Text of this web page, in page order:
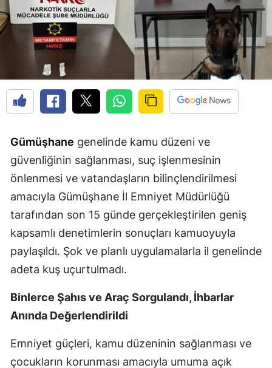
Giresun
Gümüşhane
Hakkari
Hatay
Mersin
İstanbul
İzmir
Kars
Kastamonu
Kırklareli
Kocaeli
Gümüşhane genelinde kamu düzeni ve
güvenliğinin sağlanması, suç işlenmesinin
önlenmesi ve vatandaşların bilinçlendirilmesi
amacıyla Gümüşhane İl Emniyet Müdürlüğü
tarafından son 15 günde gerçekleştirilen geniş
kapsamlı denetimlerin sonuçları kamuoyuyla
paylaşıldı. Şok ve planlı uygulamalarla il genelinde
adeta kuş uçurtulmadı.
Binlerce Şahıs ve Araç Sorgulandı, İhbarlar
Anında Değerlendirildi
Emniyet güçleri, kamu düzeninin sağlanması ve
çocukların korunması amacıyla umuma açık